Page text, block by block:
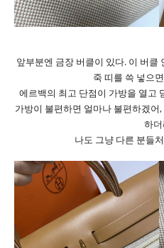
앞부분엔 금장 버클이 있다. 이 버클
죽 띠를 쓱 넣으
에르백의 최고 단점이 가방을 열고
가방이 불편하면 얼마나 불편하겠어
하
나도 그냥 다른 분들